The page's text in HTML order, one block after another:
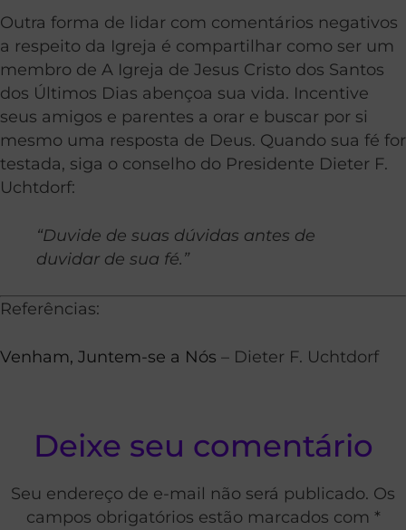
Outra forma de lidar com comentários negativos
a respeito da Igreja é compartilhar como ser um
membro de A Igreja de Jesus Cristo dos Santos
dos Últimos Dias abençoa sua vida. Incentive
seus amigos e parentes a orar e buscar por si
mesmo uma resposta de Deus. Quando sua fé for
testada, siga o conselho do Presidente Dieter F.
Uchtdorf:
“Duvide de suas dúvidas antes de
duvidar de sua fé.”
Referências:
Venham, Juntem-se a Nós – Dieter F. Uchtdorf
Deixe seu comentário
Seu endereço de e-mail não será publicado. Os
campos obrigatórios estão marcados com *